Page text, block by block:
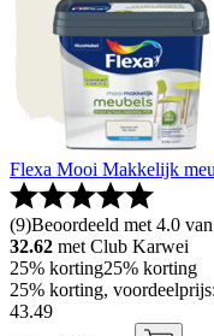
Flexa Mooi Makkelijk
(9)Beoordeeld met 4.0
32.62 met Club Karwei
25% korting25% korting
25% korting,
43.49